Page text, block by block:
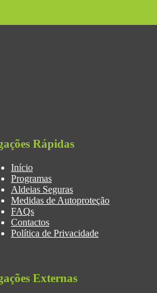
Rápidas
Início
Programas
Aldeias Seguras
Medidas de Autoproteção
FAQs
Contactos
Política de Privacidade
Externas